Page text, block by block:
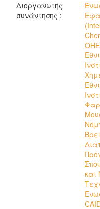
Διοργανωτής
συνάντησης :
και